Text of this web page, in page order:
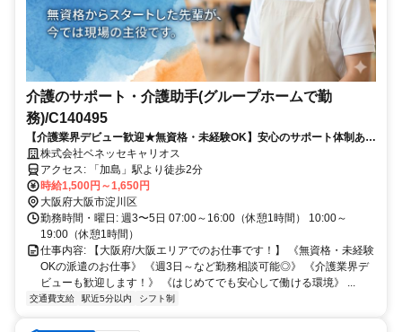
介護のサポート・介護助手(グループホームで勤
務)/C140495
【介護業界デビュー歓迎★無資格・未経験OK】安心のサポート体制あり
★週3日～など勤務相談可！≪派遣介護職のお仕事≫
株式会社ベネッセキャリオス
アクセス: 「加島」駅より徒歩2分
時給1,500円～1,650円
大阪府大阪市淀川区
勤務時間・曜日: 週3〜5日 07:00～16:00（休憩1時間） 10:00～
19:00（休憩1時間）
仕事内容: 【大阪府/大阪エリアでのお仕事です！】 《無資格・未経験
OKの派遣のお仕事》 《週3日～など勤務相談可能◎》 《介護業界デ
ビューも歓迎します！》 《はじめてでも安心して働ける環境》 ...
交通費支給 駅近5分以内 シフト制